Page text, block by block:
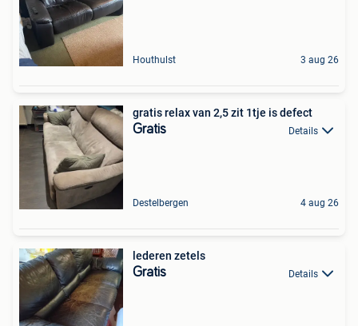
Houthulst 3 aug 26
gratis relax van 2,5 zit 1tje is defect
Gratis Details
Destelbergen 4 aug 26
lederen zetels
Gratis Details